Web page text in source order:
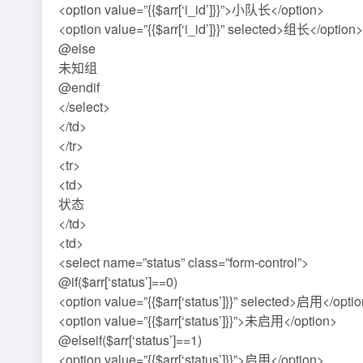
<option value=”{{$arr[‘i_id’]}}”>小队长</option>
<option value=”{{$arr[‘i_id’]}}” selected>组长</option>
@else
未知组
@endif
</select>
</td>
</tr>
<tr>
<td>
状态
</td>
<td>
<select name=”status” class=”form-control”>
@if($arr[‘status’]==0)
<option value=”{{$arr[‘status’]}}” selected>启用</
<option value=”{{$arr[‘status’]}}”>未启用</option>
@elseif($arr[‘status’]==1)